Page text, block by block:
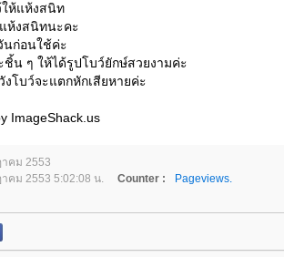
ห้แห้งสนิท
ห้งสนิทนะคะ
นก่อนใช้ค่ะ
ชิ้น ๆ ให้ได้รูปโบว์ยักษ์สวยงามค่ะ
งโบว์จะแตกหักเสียหายค่ะ
คม 2553
คม 2553 5:02:08 น. Counter :
Pageviews.